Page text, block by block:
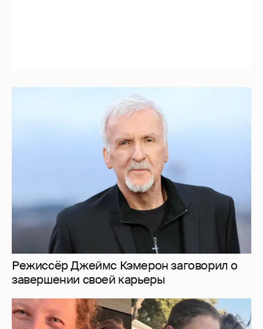
Режиссёр Джеймс Кэмерон заговорил о
завершении своей карьеры